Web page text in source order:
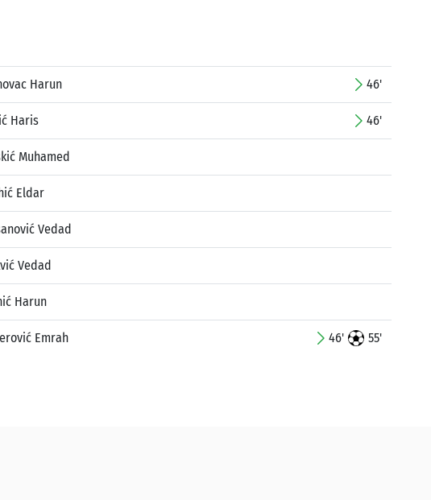
Harun 46'
Haris 46'
Muhamed
Eldar
Vedad
Vedad
Harun
Emrah 46' 55'